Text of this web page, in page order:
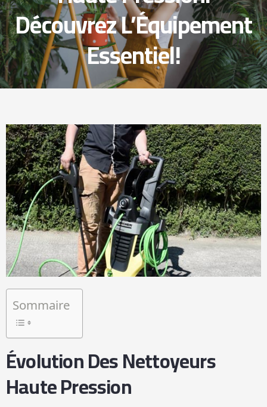
Découvrez L’Équipement
Essentiel!
Sommaire
Évolution Des Nettoyeurs
Haute Pression